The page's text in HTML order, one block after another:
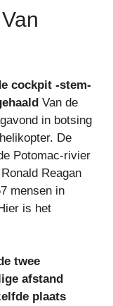
cockpit -stem-
Van de
in botsing
De
Potomac-rivier
Reagan
mensen in
is het
twee
afstand
plaats